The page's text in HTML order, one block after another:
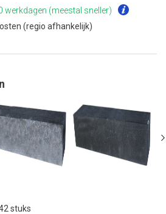
werkdagen (meestal sneller)
(regio afhankelijk)
stuks